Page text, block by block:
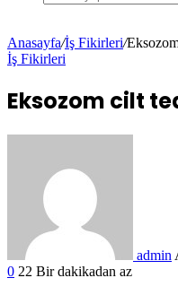
Anasayfa/İş Fikirleri/
İş Fikirleri
Eksozom cilt
admin
0 22 Bir dakikadan az